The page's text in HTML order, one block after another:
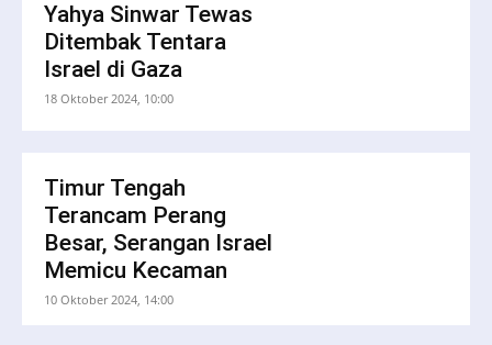
Yahya Sinwar Tewas
Ditembak Tentara
Israel di Gaza
18 Oktober 2024, 10:00
Timur Tengah
Terancam Perang
Besar, Serangan Israel
Memicu Kecaman
10 Oktober 2024, 14:00